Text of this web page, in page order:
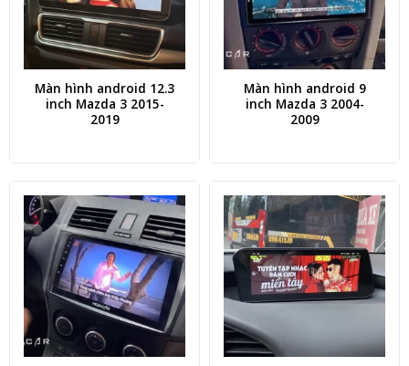
Màn hình android 12.3
inch Mazda 3 2015-
2019
Màn hình android 9
inch Mazda 3 2004-
2009